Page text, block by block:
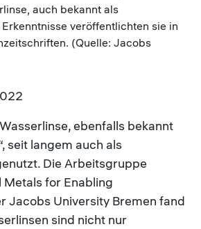
auch bekannt als
Erkenntnisse veröffentlichten sie in
(Quelle: Jacobs
ebenfalls bekannt
seit langem auch als
Die Arbeitsgruppe
Metals for Enabling
Jacobs University Bremen fand
sind nicht nur